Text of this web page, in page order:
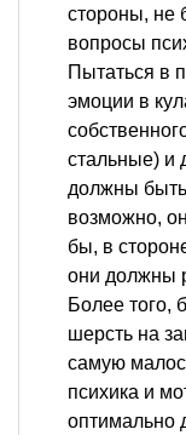
стороны, не
вопросы
Пытаться в
эмоции в
стальные) и
должны
возможно,
бы, в
они должны
Более того,
шерсть на
самую
психика и
оптимально